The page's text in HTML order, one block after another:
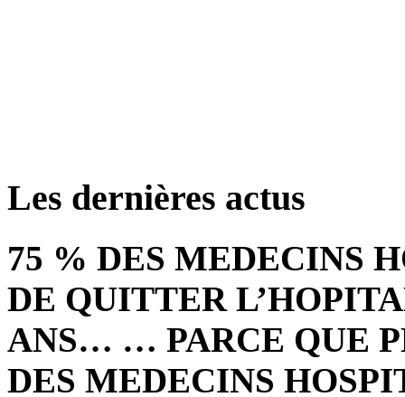
Les dernières actus
75 % DES MEDECINS
DE QUITTER
ANS… … PARCE QUE
DES MEDECINS